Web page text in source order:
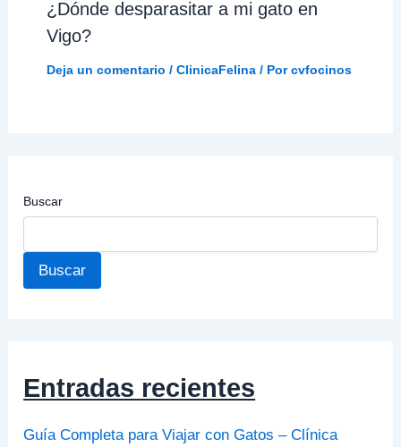
¿Dónde desparasitar a mi gato en
Vigo?
Deja un comentario / ClinicaFelina/ Porcvfocinos
Buscar
Buscar
Entradas recientes
Guía Completa para Viajar con Gatos – Clínica